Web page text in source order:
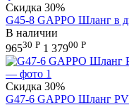
Скидка 30%
G45-8 GAPPO Шланг в
В наличии
96530 Р 1 37900 Р
Скидка 30%
G47-6 GAPPO Шланг